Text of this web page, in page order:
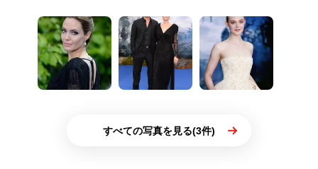
すべての写真を見る(3件)